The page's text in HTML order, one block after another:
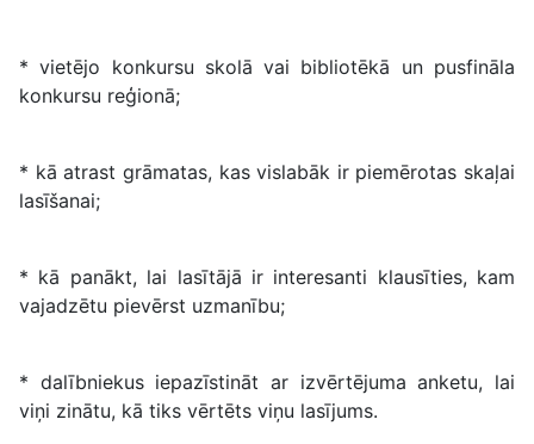
* vietējo konkursu skolā vai bibliotēkā un pusfināla
konkursu reģionā;
* kā atrast grāmatas, kas vislabāk ir piemērotas skaļai
lasīšanai;
* kā panākt, lai lasītājā ir interesanti klausīties, kam
vajadzētu pievērst uzmanību;
* dalībniekus iepazīstināt ar izvērtējuma anketu, lai
viņi zinātu, kā tiks vērtēts viņu lasījums.